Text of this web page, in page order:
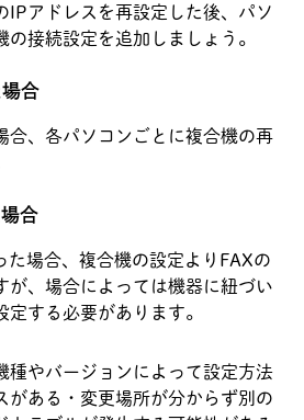
IPアドレスを再設定した後、パソ
の接続設定を追加しましょう。
合
合、各パソコンごとに複合機の再
合
た場合、複合機の設定よりFAXの
が、場合によっては機器に紐づい
する必要があります。
種やバージョンによって設定方法
がある・変更場所が分からず別の